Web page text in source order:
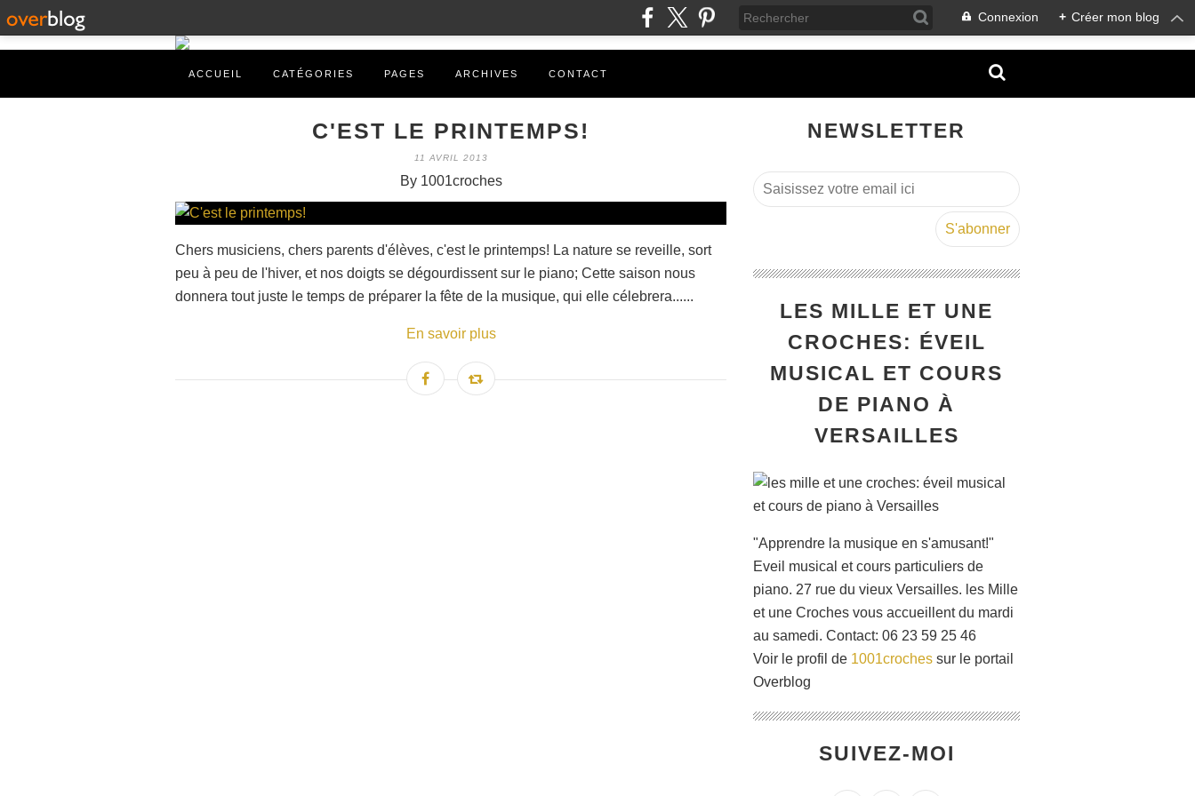
Connexion + Créer mon blog
ACCUEIL CATÉGORIES PAGES ARCHIVES CONTACT
C'EST LE PRINTEMPS!
11 AVRIL 2013
By 1001croches
Chers musiciens, chers parents d'élèves, c'est le printemps! La nature se reveille, sort
peu à peu de l'hiver, et nos doigts se dégourdissent sur le piano; Cette saison nous
donnera tout juste le temps de préparer la fête de la musique, qui elle célebrera......
En savoir plus
NEWSLETTER
LES MILLE ET UNE
CROCHES: ÉVEIL
MUSICAL ET COURS
DE PIANO À
VERSAILLES
"Apprendre la musique en s'amusant!"
Eveil musical et cours particuliers de
piano. 27 rue du vieux Versailles. les Mille
et une Croches vous accueillent du mardi
au samedi. Contact: 06 23 59 25 46
Voir le profil de 1001croches sur le portail
Overblog
SUIVEZ-MOI